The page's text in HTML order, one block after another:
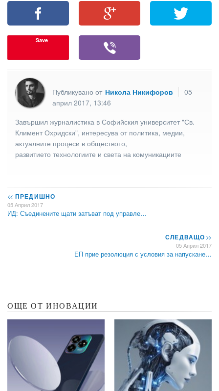
Save
Публикувано от Никола Никифоров
05
април 2017, 13:46
Завършил журналистика в Софийския университет "Св.
Климент Охридски", интересува от политика, медии,
актуалните процеси в обществото,
развитието технологиите и света на комуникациите
<< ПРЕДИШНО
05 Април 2017
ИД: Съединените щати затъват под управле…
СЛЕДВАЩО>>
05 Април 2017
ЕП прие резолюция с условия за напускане…
ОЩЕ ОТ ИНОВАЦИИ